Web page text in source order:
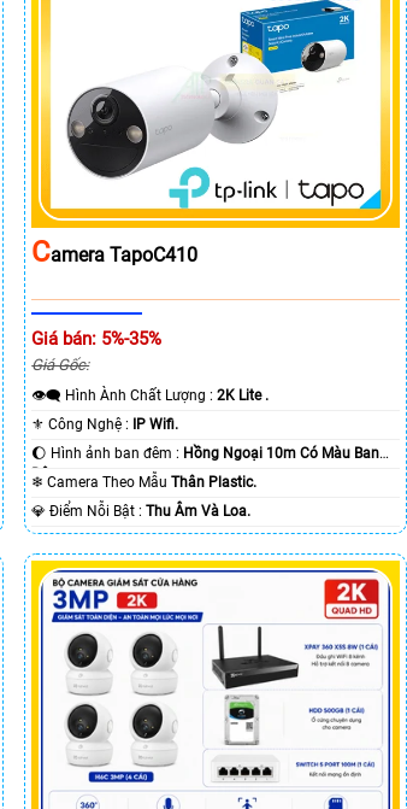
CAmera TapoC410
Giá bán: 5%-35%
Giá Gốc:
👁️‍🗨 Hình Ành Chất Lượng :2K Lite .
⚜️ Công Nghệ :
IP Wifi.
🌔 Hình ảnh ban đêm : Hồng Ngoại 10m Có Màu Ban
Ðêm.❄ Camera Theo MẫuThân Plastic.
️💎 Điểm Nỗi Bật :Thu Âm Và Loa.